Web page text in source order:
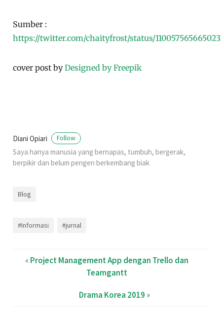
Sumber :
https://twitter.com/chaityfrost/status/
cover post byDesigned by Freepik
Diani Opiari Follow
Saya hanya manusia yang bernapas, tumbuh, bergerak,
berpikir dan belum pengen berkembang biak
Blog
#Informasi #jurnal
«Project Management App dengan Trello dan
Teamgantt
Drama Korea 2019 »